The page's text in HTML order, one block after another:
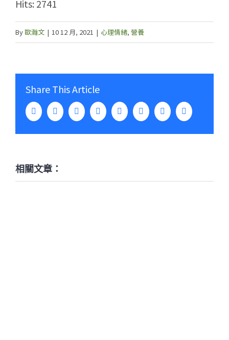
Hits: 2741
By歐瀚文 | 10 12 月, 2021 | 心理情緒, 營養
Share This Article
FacebookTwitter LinkedInWhatsAppTumblr PinterestVk Email:
相關文章：